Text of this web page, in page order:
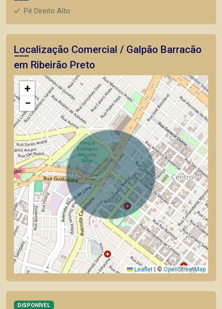
Pé Direito Alto
Localização Comercial / Galpão Barracão
em Ribeirão Preto
+
−
Leaflet | ©OpenStreetMap
DISPONÍVEL